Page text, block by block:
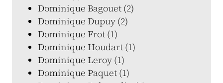
Dominique Bagouet (2)
Dominique Dupuy (2)
Dominique Frot (1)
Dominique Houdart (1)
Dominique Leroy (1)
Dominique Paquet (1)